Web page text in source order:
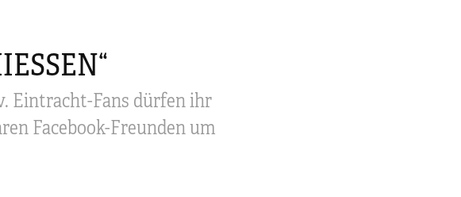
Eintracht-Fans dürfen ihr
Facebook-Freunden um